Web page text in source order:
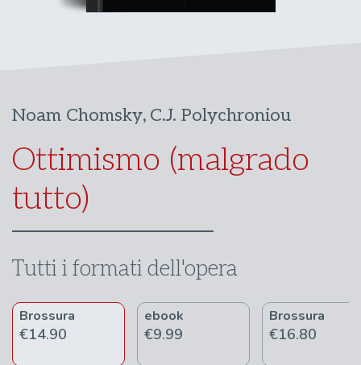
Noam Chomsky, C.J. Polychroniou
Ottimismo (malgrado
tutto)
Tutti i formati dell'opera
Brossura
€14.90
ebook
€9.99
Brossura
€16.80